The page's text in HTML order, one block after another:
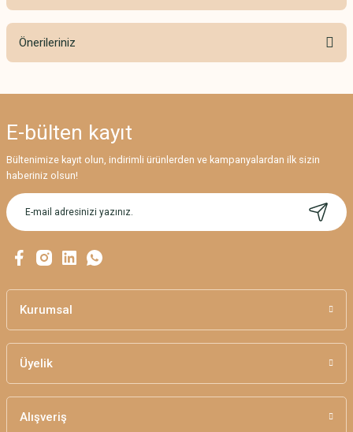
Bu ürüne ilk yorumu siz yapın!
Önerileriniz
Görüş ve önerileriniz için teşekkür ederiz.
Ürün resmi kalitesiz, bozuk veya görüntülenemiyor.
Ürün açıklamasında eksik bilgiler bulunuyor.
Ürün bilgilerinde hatalar bulunuyor.
Bu ürüne benzer farklı alternatifler olmalı.
E-bülten kayıt
Bültenimize kayıt olun, indirimli ürünlerden ve kampanyalardan ilk sizin
haberiniz olsun!
Kurumsal
Üyelik
Alışveriş